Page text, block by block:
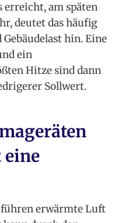
am späten
deutet das häufig
hin. Eine
ein
Hitze sind dann
Sollwert.
eine
erwärmte Luft